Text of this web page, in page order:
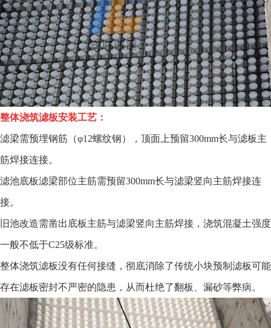
整体浇筑滤板安装工艺：
滤梁需预埋钢筋（φ12螺纹钢），顶面上预留300mm长与滤板主
筋焊接连接。
滤池底板滤梁部位主筋需预留300mm长与滤梁竖向主筋焊接连
接。
旧池改造需凿出底板主筋与滤梁竖向主筋焊接，浇筑混凝土强度
一般不低于C25级标准。
整体浇筑滤板没有任何接缝，彻底消除了传统小块预制滤板可能
存在滤板密封不严密的隐患，从而杜绝了翻板、漏砂等弊病。